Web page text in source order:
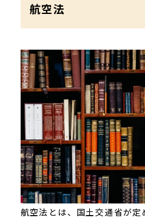
航空法
航空法とは、国土交通省が